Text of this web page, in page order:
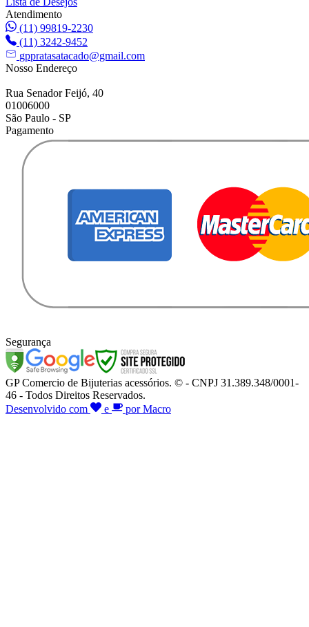
Atendimento
(11) 99819-2230
(11) 3242-9452
gppratasatacado@gmail.com
Nosso Endereço
Rua Senador Feijó, 40
01006000
São Paulo - SP
Pagamento
Segurança
GP Comercio de Bijuterias acessórios. © - CNPJ 31.389.348/0001-
46 - Todos Direitos Reservados.
Desenvolvido com
e por Macro